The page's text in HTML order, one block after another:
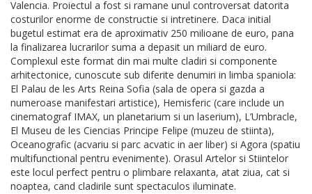
Valencia. Proiectul a fost si ramane unul controversat datorita
costurilor enorme de constructie si intretinere. Daca initial
bugetul estimat era de aproximativ 250 milioane de euro, pana
la finalizarea lucrarilor suma a depasit un miliard de euro.
Complexul este format din mai multe cladiri si componente
arhitectonice, cunoscute sub diferite denumiri in limba spaniola:
El Palau de les Arts Reina Sofia (sala de opera si gazda a
numeroase manifestari artistice), Hemisferic (care include un
cinematograf IMAX, un planetarium si un laserium), L’Umbracle,
El Museu de les Ciencias Principe Felipe (muzeu de stiinta),
Oceanografic (acvariu si parc acvatic in aer liber) si Agora (spatiu
multifunctional pentru evenimente). Orasul Artelor si Stiintelor
este locul perfect pentru o plimbare relaxanta, atat ziua, cat si
noaptea, cand cladirile sunt spectaculos iluminate.